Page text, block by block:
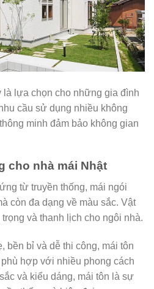
là lựa chọn cho những gia đình
cầu sử dụng nhiều không
minh đảm bảo không gian
cho nhà mái Nhật
từ truyền thống, mái ngói
còn đa dạng về màu sắc. Vật
và thanh lịch cho ngôi nhà.
bền bỉ và dễ thi công, mái tôn
hợp với nhiều phong cách
và kiểu dáng, mái tôn là sự